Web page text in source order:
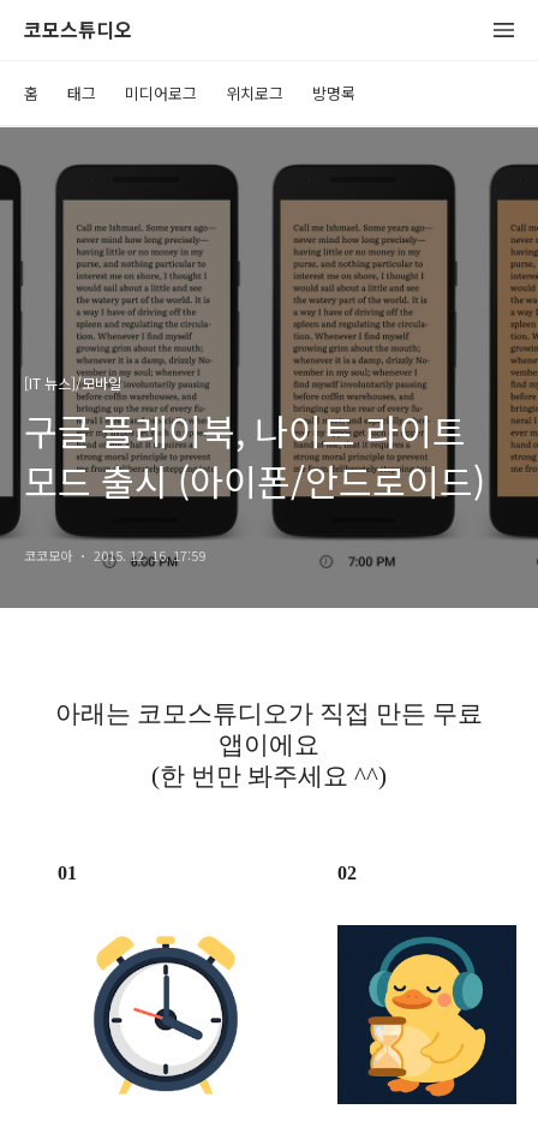
코모스튜디오
홈 태그 미디어로그 위치로그 방명록
[IT 뉴스]/모바일
구글 플레이북, 나이트 라이트
모드 출시 (아이폰/안드로이드)
코코모아 2015. 12. 16. 17:59
아래는 코모스튜디오가 직접 만든 무료
앱이에요
(한 번만 봐주세요 ^^)
01 02